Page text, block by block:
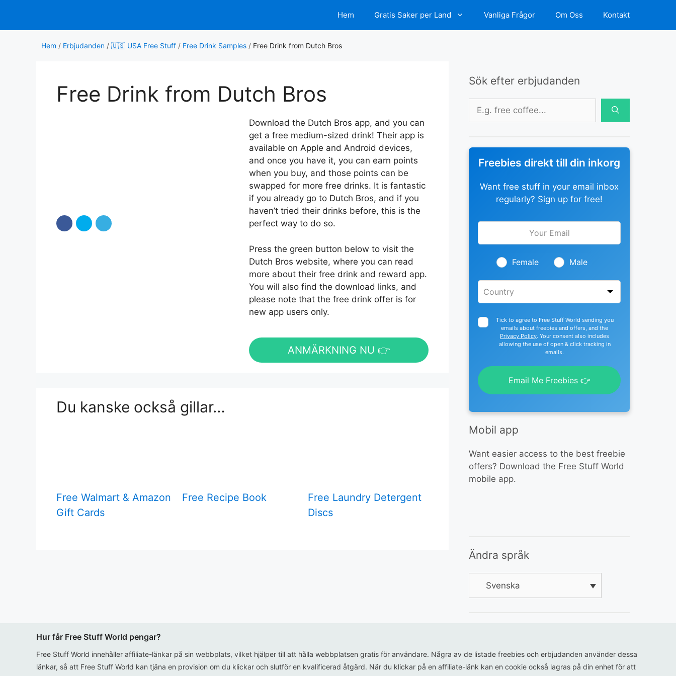
innehåll
Hem Gratis Saker per Land Vanliga Frågor Om Oss Kontakt
Hem / Erbjudanden / 🇺🇸 USA Free Stuff / Free Drink Samples / Free Drink from Dutch Bros
Free Drink from Dutch Bros
Download the Dutch Bros app, and you can
get a free medium-sized drink! Their app is
available on Apple and Android devices,
and once you have it, you can earn points
when you buy, and those points can be
swapped for more free drinks. It is fantastic
if you already go to Dutch Bros, and if you
haven’t tried their drinks before, this is the
perfect way to do so.
Press the green button below to visit the
Dutch Bros website, where you can read
more about their free drink and reward app.
You will also find the download links, and
please note that the free drink offer is for
new app users only.
ANMÄRKNING NU 👉
Du kanske också gillar…
Free Walmart & Amazon
Gift Cards
Free Recipe Book
Free Laundry Detergent
Discs
Sök efter erbjudanden
Sök
efter:
Freebies direkt till din inkorg
Want free stuff in your email inbox
regularly? Sign up for free!
Leave
blank
Female Male
Tick to agree to Free Stuff World sending you
emails about freebies and offers, and the
Privacy Policy. Your consent also includes
allowing the use of open & click tracking in
emails.
Email Me Freebies 👉
Mobil app
Want easier access to the best freebie
offers? Download the Free Stuff World
mobile app.
Ändra språk
Svenska
Hur får Free Stuff World pengar?
Free Stuff World innehåller affiliate-länkar på sin webbplats, vilket hjälper till att hålla webbplatsen gratis för användare. Några av de listade freebies och erbjudanden använder dessa
länkar, så att Free Stuff World kan tjäna en provision om du klickar och slutför en kvalificerad åtgärd. När du klickar på en affiliate-länk kan en cookie också lagras på din enhet för att